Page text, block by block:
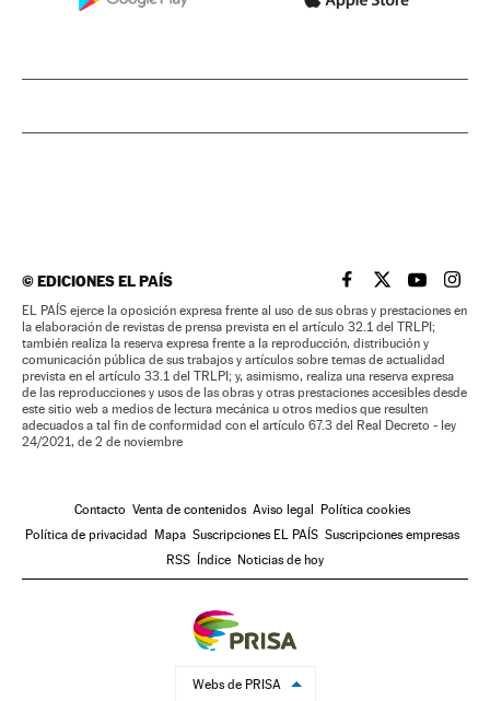
©EDICIONES EL PAÍS EL PAÍS BRASIL EN
EL PAÍSEL PAÍS
EL
EL PAÍS ejerce la oposición expresa frente al uso de sus obras y prestaciones en
la elaboración de revistas de prensa prevista en el artículo 32.1 del TRLPI;
también realiza la reserva expresa frente a la reproducción, distribución y
comunicación pública de sus trabajos y artículos sobre temas de actualidad
prevista en el artículo 33.1 del TRLPI; y, asimismo, realiza una reserva expresa
de las reproducciones y usos de las obras y otras prestaciones accesibles desde
este sitio web a medios de lectura mecánica u otros medios que resulten
adecuados a tal fin de conformidad con el artículo 67.3 del Real Decreto - ley
24/2021, de 2 de noviembre
Contacto Venta de contenidos Aviso legal
Política cookies
Política de privacidad
Mapa Suscripciones EL PAÍS Suscripciones empresas
RSS
Índice Noticias de hoy
Webs de PRISA